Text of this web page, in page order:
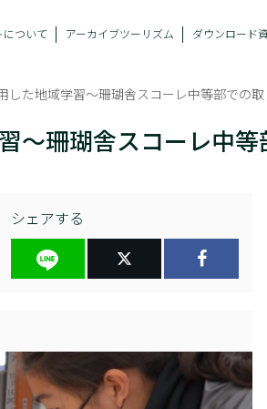
について アーカイブツーリズム ダウンロード
した地域学習～珊瑚舎スコーレ中等部での
～珊瑚舎スコーレ中
シェアする